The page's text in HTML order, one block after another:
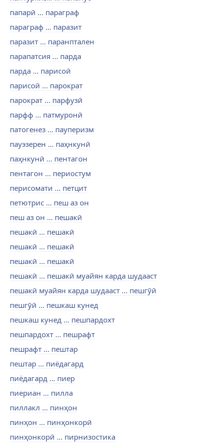
папарӣ ... параграф
параграф ... паразит
паразит ... паранптален
парапатсия ... парда
парда ... парисоӣ
парисоӣ ... парократ
парократ ... парфузӣ
парфф ... патмуронӣ
патогенез ... пауперизм
пауэзерен ... паҳнкунӣ
паҳнкунӣ ... пентагон
пентагон ... периостум
перисомати ... петцит
петютрис ... пеш аз он
пеш аз он ... пешакӣ
пешакӣ ... пешакӣ
пешакӣ ... пешакӣ
пешакӣ ... пешакӣ
пешакӣ ... пешакӣ муайян карда шудааст
пешакӣ муайян карда шудааст ... пешгӯӣ
пешгӯӣ ... пешкаш кунед
пешкаш кунед ... пешпардохт
пешпардохт ... пешрафт
пешрафт ... пештар
пештар ... пиёдагард
пиёдагард ... пиер
пиериан ... пилла
пиллакл ... пинҳон
пинҳон ... пинҳонкорӣ
пинҳонкорӣ ... пирнизостика